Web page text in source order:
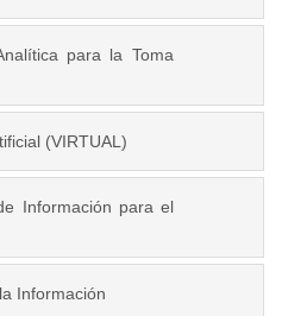
para la Toma
(VIRTUAL)
Información para el
Información